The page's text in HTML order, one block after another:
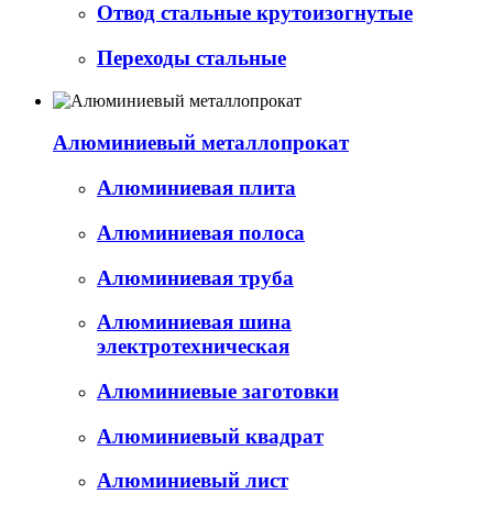
Отвод стальные крутоизогнутые
Переходы стальные
Алюминиевый металлопрокат
Алюминиевая плита
Алюминиевая полоса
Алюминиевая труба
Алюминиевая шина
электротехническая
Алюминиевые заготовки
Алюминиевый квадрат
Алюминиевый лист